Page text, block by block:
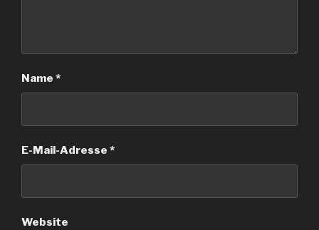
Name *
E-Mail-Adresse *
Website